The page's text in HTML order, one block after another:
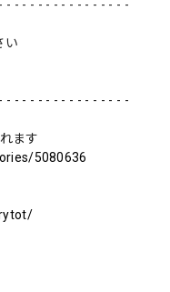
- - - - - - - - - - - - - - - -
い
- - - - - - - - - - - - - - - -
ます
5080636